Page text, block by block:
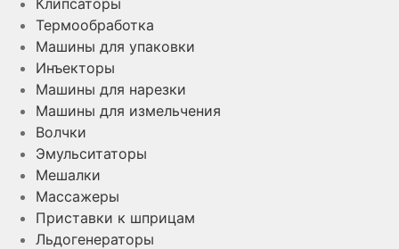
Термообработка
Машины для упаковки
Инъекторы
Машины для нарезки
Машины для измельчения
Волчки
Эмульситаторы
Мешалки
Массажеры
Приставки к шприцам
Льдогенераторы